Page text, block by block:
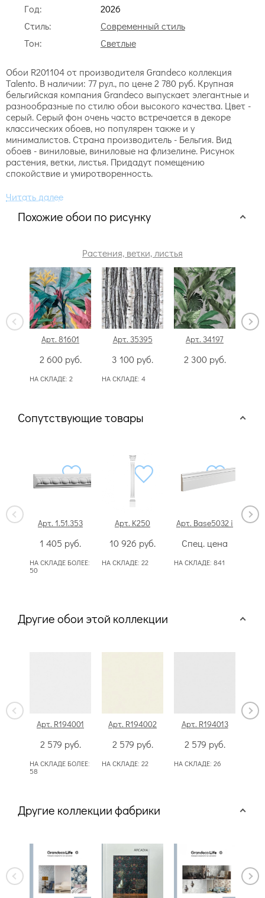
Год:
2026
Стиль:
Современный стиль
Тон:
Светлые
Обои R201104 от производителя Grandeco коллекция
Talento. В наличии: 77 рул., по цене 2 780 руб. Крупная
бельгийская компания Grandeco выпускает элегантные и
разнообразные по стилю обои высокого качества. Цвет -
серый. Серый фон очень часто встречается в декоре
классических обоев, но популярен также и у
минималистов. Страна производитель - Бельгия. Вид
обоев - виниловые, виниловые на флизелине. Рисунок
растения, ветки, листья. Придадут помещению
спокойствие и умиротворенность.
Похожие обои по рисунку
Растения, ветки, листья
Арт. 81601
2 600 руб.
НА СКЛАДЕ: 2
Арт. 35395
3 100 руб.
НА СКЛАДЕ: 4
Арт. 34197
2 300 руб.
Сопутствующие товары
Арт. 1.51.353
1 405 руб.
НА СКЛАДЕ БОЛЕЕ:
50
Арт. K250
10 926 руб.
НА СКЛАДЕ: 22
Арт. Base5032 i
Спец. цена
НА СКЛАДЕ: 841
Другие обои этой коллекции
Арт. R194001
2 579 руб.
НА СКЛАДЕ БОЛЕЕ:
58
Арт. R194002
2 579 руб.
НА СКЛАДЕ: 22
Арт. R194013
2 579 руб.
НА СКЛАДЕ: 26
Другие коллекции фабрики